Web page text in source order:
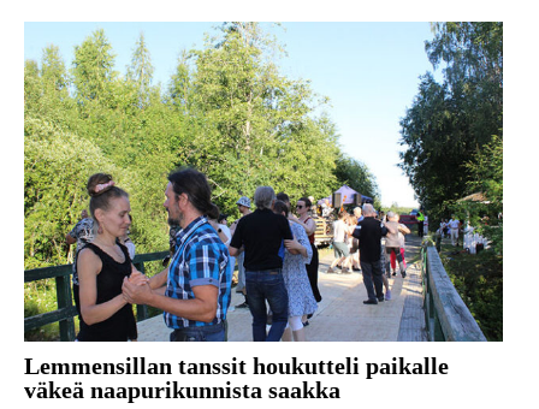
Lemmensillan tanssit houkutteli paikalle
väkeä naapurikunnista saakka